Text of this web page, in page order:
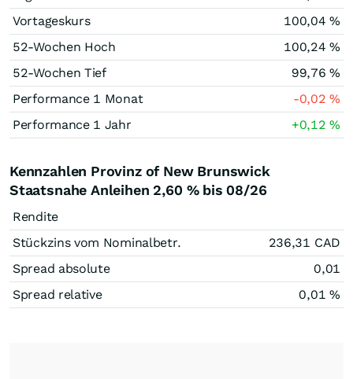
Vortageskurs
100,04%
52-Wochen Hoch
100,24%
52-Wochen Tief
99,76%
Performance 1 Monat
-0,02%
Performance 1 Jahr
+0,12%
Kennzahlen Provinz of New Brunswick
Staatsnahe Anleihen 2,60 % bis 08/26
Rendite
Stückzins vom Nominalbetr.
236,31 CAD
Spread absolute
0,01
Spread relative
0,01 %